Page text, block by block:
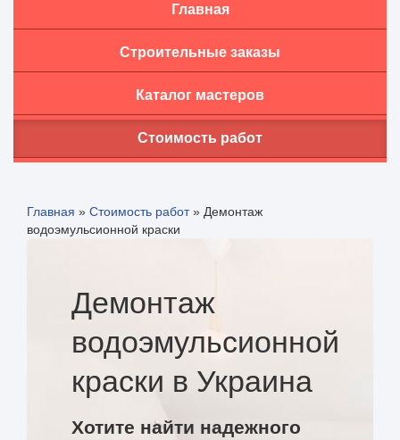
Главная
Строительные заказы
Каталог мастеров
Стоимость работ
Главная » Стоимость работ» Демонтаж
водоэмульсионной краски
Демонтаж
водоэмульсионной
краски в Украина
Хотите найти надежного